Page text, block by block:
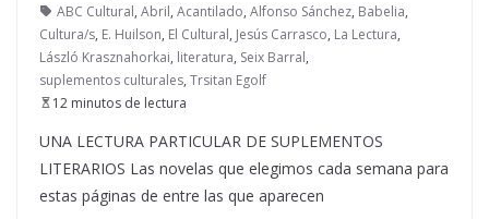
ABC Cultural, Abril, Acantilado, Alfonso Sánchez, Babelia,
Cultura/s, E. Huilson, El Cultural, Jesús Carrasco, La Lectura,
László Krasznahorkai, literatura, Seix Barral,
suplementos culturales, Trsitan Egolf
12 minutos de lectura
UNA LECTURA PARTICULAR DE SUPLEMENTOS
LITERARIOS Las novelas que elegimos cada semana para
estas páginas de entre las que aparecen